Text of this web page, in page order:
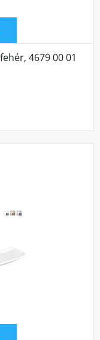
4679 00 01